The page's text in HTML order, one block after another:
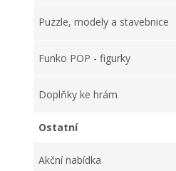
Puzzle, modely a stavebnice
Funko POP - figurky
Doplňky ke hrám
Ostatní
Akční nabídka